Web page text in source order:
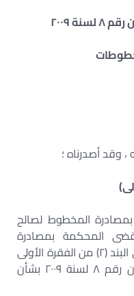
٢٠٠٩
وقد أصدرناه ؛
المخطوط لصالح
المحكمة بمصادرة
المخطوط فى الحالتين» ، الواردة فى البند (٢) من الفقرة الأولى
من المادة الثانية عشرة من القانون رقم ٨ لسنة ٢٠٠٩ بشأن